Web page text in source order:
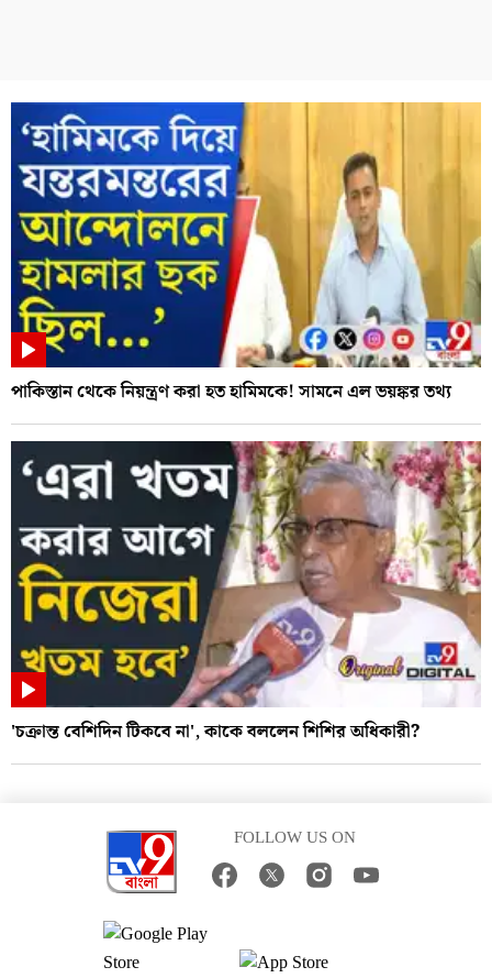
পাকিস্তান থেকে নিয়ন্ত্রণ করা হত হামিমকে! সামনে এল ভয়ঙ্কর তথ্য
'চক্রান্ত বেশিদিন টিকবে না', কাকে বললেন শিশির অধিকারী?
FOLLOW US ON